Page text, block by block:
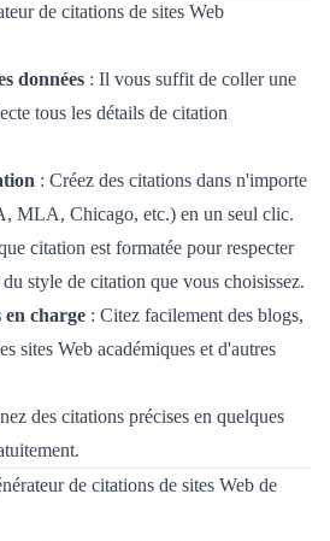
de citations de sites Web
données : Il vous suffit de coller une
tous les détails de citation
: Créez des citations dans n'importe
MLA, Chicago, etc.) en un seul clic.
citation est formatée pour respecter
style de citation que vous choisissez.
en charge : Citez facilement des blogs,
sites Web académiques et d'autres
des citations précises en quelques
de citations de sites Web de